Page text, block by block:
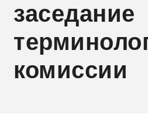
заседание
комиссии